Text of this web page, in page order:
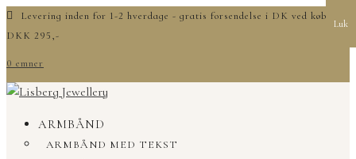
Levering inden for 1-2 hverdage - gratis forsendelse i DK ved køb over
DKK 295,-
0 emner
ARMBÅND
ARMBÅND MED TEKST
Luk